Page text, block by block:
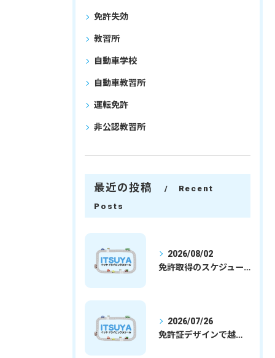
免許失効
教習所
自動車学校
自動車教習所
運転免許
非公認教習所
最近の投稿
Recent
Posts
2026/08/02
免許取得のスケジュールを徹底解説学生社会人の通学合宿別プランで最短取得のコツ
2026/07/26
免許証デザインで越谷市愛を表現する埼玉県さいたま市越谷市の免許取得完全ガイド